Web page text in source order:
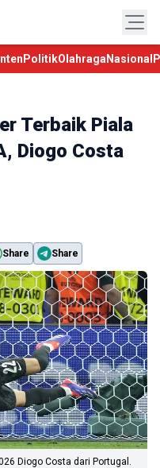
PolitikOlahraga Nasional
Terbaik Piala
Diogo Costa
Share Share
Diogo Costa dari Portugal.